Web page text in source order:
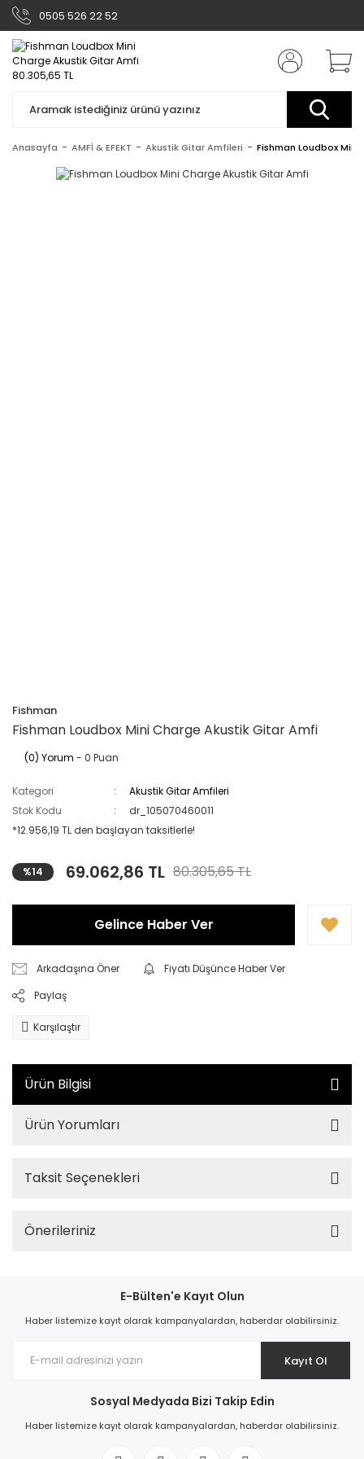
0505 526 22 52
Anasayfa AMFİ & EFEKT Akustik Gitar Amfileri Fishman Loudbox
Fishman
Fishman Loudbox Mini Charge Akustik Gitar Amfi
(0) Yorum - 0 Puan
Kategori
Akustik Gitar Amfileri
Stok Kodu
dr_105070460011
*12.956,19 TL den başlayan taksitlerle!
%14 69.062,86 TL 80.305,65 TL
Gelince Haber Ver
Arkadaşına Öner
Fiyatı Düşünce Haber Ver
Paylaş
Karşılaştır
Ürün Bilgisi
Ürün Yorumları
Taksit Seçenekleri
Önerileriniz
E-Bülten'e Kayıt Olun
Haber listemize kayıt olarak kampanyalardan, haberdar olabilirsiniz.
Kayıt Ol
Sosyal Medyada Bizi Takip Edin
Haber listemize kayıt olarak kampanyalardan, haberdar olabilirsiniz.